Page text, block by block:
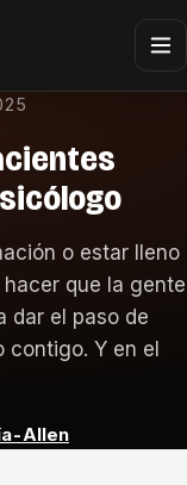
o estar lleno
que la gente
dar el paso de
contigo. Y en el
Allen